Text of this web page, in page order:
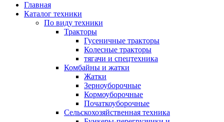
Главная
Каталог техники
По виду техники
Тракторы
Гусеничные тракторы
Колесные тракторы
тягачи и спецтехника
Комбайны и жатки
Жатки
Зерноуборочные
Кормоуборочные
Початкоуборочные
Сельскохозяйственная техника